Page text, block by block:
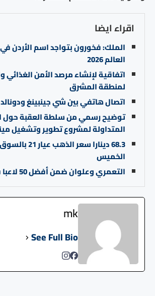
اقراء ايضا
الملك: فخورون بتواجد اسم الأردن
العالم 2026
اتفاقية لإنشاء مرصد الأمن الغذائي
لمنطقة المشرق
اتصال هاتفي بين شي جينبينغ
توضيح رسمي من سلطة العقبة حول
المتداولة لمشروع تطوير وتشغيل
68.3 دينارا سعر
الخميس
التعمري وعلوان ضمن أفضل 50 لاعبا في المونديال
mk
See Full Bio